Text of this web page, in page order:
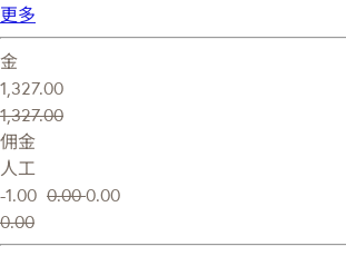
更多
金
1,327.00
1,327.00
佣金
人工
-1.00 0.000.00
0.00